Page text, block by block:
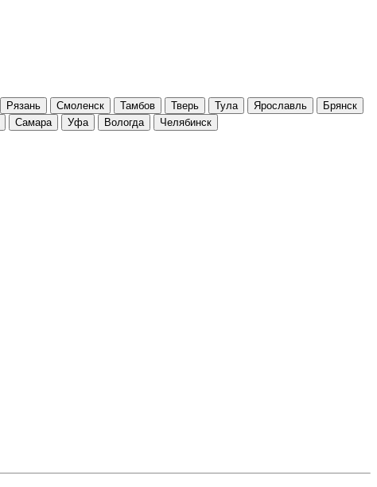
Рязань Смоленск Тамбов Тверь Тула Ярославль
Брянск
Самара Уфа Вологда Челябинск